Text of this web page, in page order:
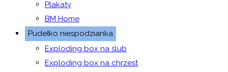
Plakaty
BM Home
Pudełko niespodzianka
Exploding box na ślub
Exploding box na chrzest